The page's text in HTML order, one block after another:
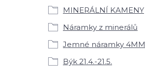
MINERÁLNÍ KAMENY
Náramky z minerálů
Jemné náramky 4MM
Býk 21.4.-21.5.